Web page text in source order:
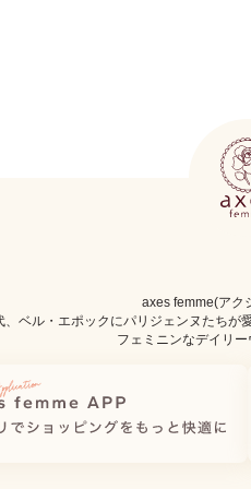
axes femme(アク
、ベル・エポックにパリジェンヌたちが
フェミニンなデイリー